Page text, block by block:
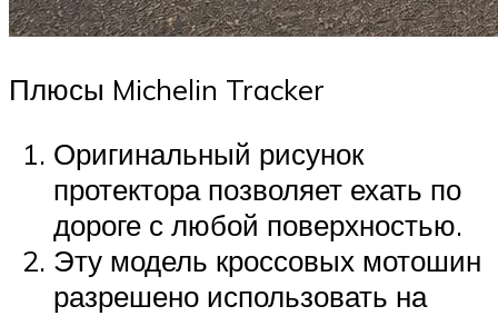
Плюсы Michelin Tracker
Оригинальный рисунок
протектора позволяет ехать по
дороге с любой поверхностью.
Эту модель кроссовых мотошин
разрешено использовать на